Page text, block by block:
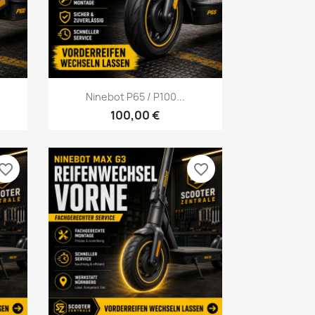
Vorschau
Ninebot P65 / P100...
100,00 €
favorite_border